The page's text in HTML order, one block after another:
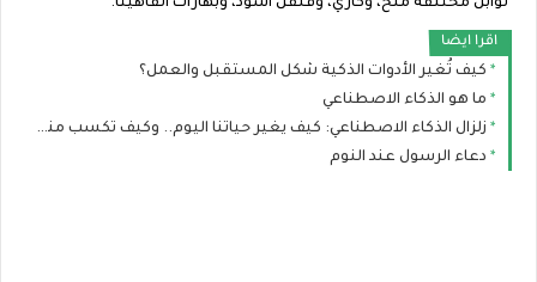
توابل مختلفة ملح، وكاري، وفلفل أسود، وبهارات الفاهيتا.
اقرا ايضا
كيف تُغير الأدوات الذكية شكل المستقبل والعمل؟
ما هو الذكاء الاصطناعي
زلزال الذكاء الاصطناعي: كيف يغير حياتنا اليوم.. وكيف تكسب منه المال ببساطة؟
دعاء الرسول عند النوم